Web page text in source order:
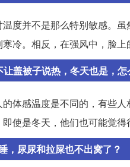
度并不是那么特别敏感。
冷。相反，在强风中，脸
盖被子说热，冬天也是，怎
体感温度是不同的，有些
使是冬天，他们也可能觉
，尿尿和拉屎也不出窝了？